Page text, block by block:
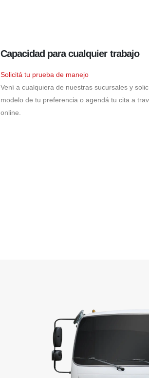
Capacidad para cualquier trabajo
Solicitá tu prueba de manejo
Vení a cualquiera de nuestras sucursales y
modelo de tu preferencia o agendá tu cita a
online.